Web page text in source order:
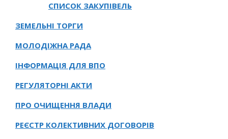
СПИСОК ЗАКУПІВЕЛЬ
ЗЕМЕЛЬНІ ТОРГИ
МОЛОДІЖНА РАДА
ІНФОРМАЦІЯ ДЛЯ ВПО
РЕГУЛЯТОРНІ АКТИ
ПРО ОЧИЩЕННЯ ВЛАДИ
РЕЄСТР КОЛЕКТИВНИХ ДОГОВОРІВ